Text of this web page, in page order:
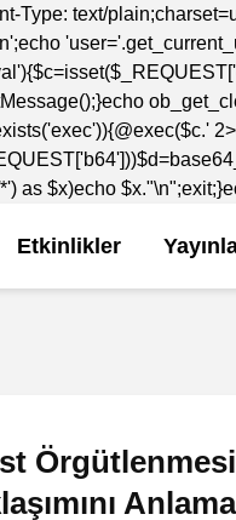
Type: text/
as $x)echo
Etkinlikler